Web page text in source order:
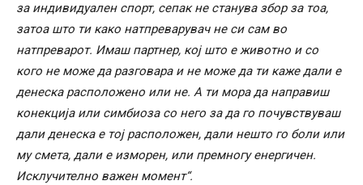
за индивидуален спорт, сепак не станува збор за тоа,
затоа што ти како натпреварувач не си сам во
натпреварот. Имаш партнер, кој што е животно и со
кого не може да разговара и не може да ти каже дали е
денеска расположено или не. А ти мора да направиш
конекција или симбиоза со него за да го почувствуваш
дали денеска е тој расположен, дали нешто го боли или
му смета, дали е изморен, или премногу енергичен.
Исклучително важен момент“.